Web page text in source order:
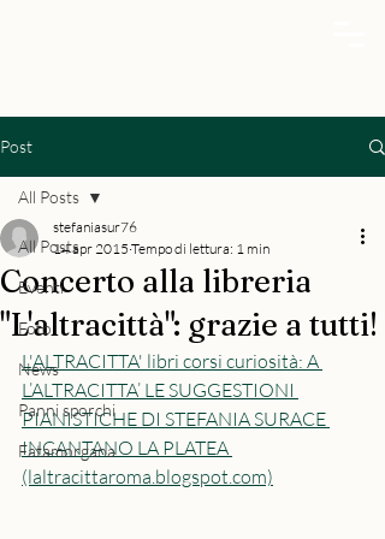
Post
All Posts
Eventi
Foto
News
Panni sporchi
Fatamorgana
All Posts
Concerto alla libreria
"L'altracittà": grazie a tutti!
stefaniasur76
14 apr 2015 Tempo di lettura: 1 min
L'ALTRACITTA' libri corsi curiosità: A
L’ALTRACITTA’ LE SUGGESTIONI
PIANISTICHE DI STEFANIA SURACE
INCANTANO LA PLATEA
(laltracittaroma.blogspot.com)